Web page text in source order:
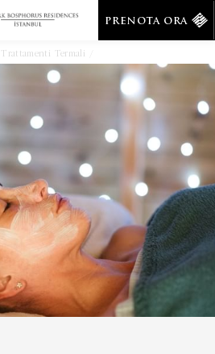
PRENOTA ORA
Trattamenti Termali